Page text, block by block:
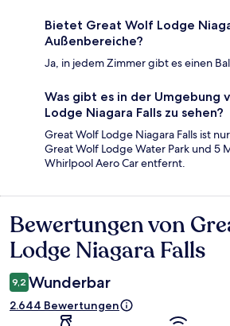
Bietet Great Wolf Lodge
Außenbereiche?
Ja, in jedem Zimmer gibt es einen
Was gibt es in der Umgebung
Lodge Niagara Falls zu sehen?
Great Wolf Lodge Niagara Falls ist
Great Wolf Lodge Water Park und 5
Whirlpool Aero Car entfernt.
Bewertungen
Bewertungen von
Lodge Niagara Falls
9,2 Wunderbar
2.644 Bewertungen